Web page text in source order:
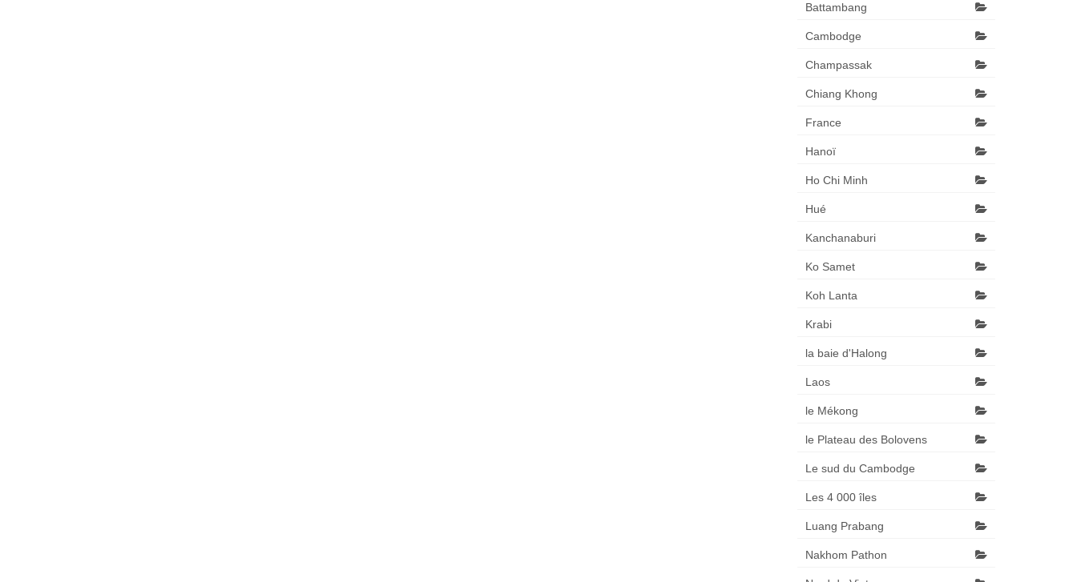
Battambang
Cambodge
Champassak
Chiang Khong
France
Hanoï
Ho Chi Minh
Hué
Kanchanaburi
Ko Samet
Koh Lanta
Krabi
la baie d'Halong
Laos
le Mékong
le Plateau des Bolovens
Le sud du Cambodge
Les 4 000 îles
Luang Prabang
Nakhom Pathon